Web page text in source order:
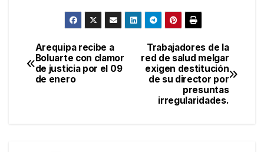
Navegación
de
Trabajadores de la
red de salud melgar
exigen destitución
de su director por
presuntas
irregularidades.
Arequipa recibe a
Boluarte con clamor
de justicia por el 09
de enero